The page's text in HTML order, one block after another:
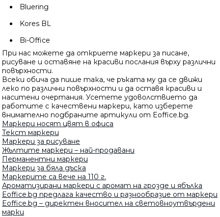
Bluering
Kores BL
Bi-Office
При нас можете да откриете маркери за писане,
рисуване и оставяне на красиви послания върху различни
повърхности.
Всеки обича да пише така, че ръката му да се движи
леко по различни повърхности и да оставя красиви и
наситени очертания. Усетете удоволствието да
работите с качествени маркери, като изберете
внимателно подбраните артикули от Eoffice.bg.
Маркери носят цвят в офиса
Текст маркери
Маркери за рисуване
Жълтите маркери – най-продавани
Перманентни маркери
Маркери за бяла дъска
Маркерите са вече на 110 г.
Ароматизирани маркери с аромат на грозде и ябълка
Eoffice.bg предлага качество и разнообразие от маркери
Eoffice.bg – директен вносител на световноутвърдени
марки